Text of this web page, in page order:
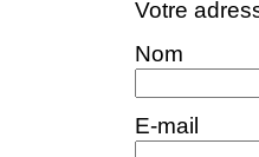
Votre
Nom
E-mail